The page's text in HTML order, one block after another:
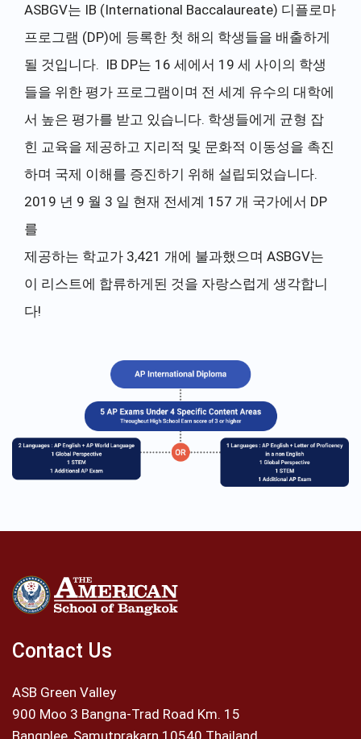
ASBGV는 IB (International Baccalaureate) 디플로마
프로그램 (DP)에 등록한 첫 해의 학생들을 배출하게
될 것입니다. IB DP는 16 세에서 19 세 사이의 학생
들을 위한 평가 프로그램이며 전 세계 유수의 대학에
서 높은 평가를 받고 있습니다. 학생들에게 균형 잡
힌 교육을 제공하고 지리적 및 문화적 이동성을 촉진
하며 국제 이해를 증진하기 위해 설립되었습니다.
2019 년 9 월 3 일 현재 전세계 157 개 국가에서 DP
를
제공하는 학교가 3,421 개에 불과했으며 ASBGV는
이 리스트에 합류하게된 것을 자랑스럽게 생각합니
다!
Contact Us
ASB Green Valley
900 Moo 3 Bangna-Trad Road Km. 15
Bangplee, Samutprakarn 10540 Thailand